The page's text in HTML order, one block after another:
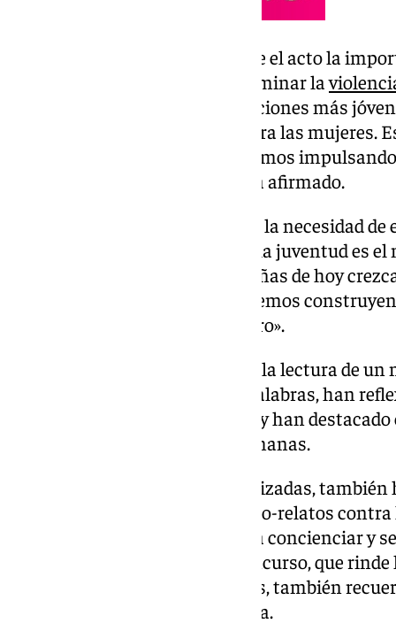
Rodríguez ha destacado durante el acto la
desde las instituciones para eliminar la
la sensibilización de las generaciones más
solo caso más de violencia contra las mujeres.
y desde esta institución seguiremos
para combatir esta realidad», ha afirmado.
Además, ha subrayado también la necesidad
tempranas, incidiendo en que «la juventud es
conseguimos que los niños y niñas de hoy
el respeto son esenciales, estaremos
violencia de género para el futuro».
El acto ha contado además con la lectura de
parte de los escolares. En sus palabras, han
erradicar la violencia de género y han
el respeto en las relaciones humanas.
Dentro de las actividades organizadas,
premios del X Concurso de Micro-relatos
Carrión, un certamen que busca concienciar y
esta problemática social. El concurso, que
violencia de género a los 18 años, también
sufrido esta lacra en la provincia.